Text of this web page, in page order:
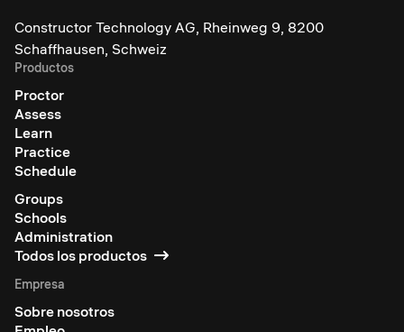
Constructor Technology AG, Rheinweg 9, 8200
Schaffhausen, Schweiz
Productos
Proctor
Assess
Learn
Practice
Schedule
Groups
Schools
Administration
Todos los productos
Empresa
Sobre nosotros